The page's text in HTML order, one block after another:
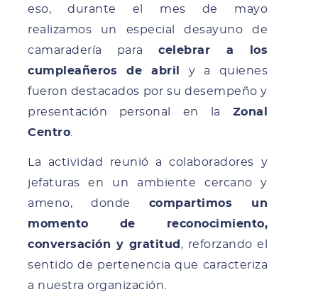
eso, durante el mes de mayo
realizamos un especial desayuno de
camaradería paracelebrar a los
cumpleañeros de abril
y a quienes
fueron destacados por su desempeño y
presentación personal en la Zonal
Centro.
La actividad reunió a colaboradores y
jefaturas en un ambiente cercano y
ameno, donde compartimos un
momento de reconocimiento,
conversación y gratitud , reforzando el
sentido de pertenencia que caracteriza
a nuestra organización.